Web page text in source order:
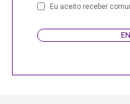
Eu aceito receber